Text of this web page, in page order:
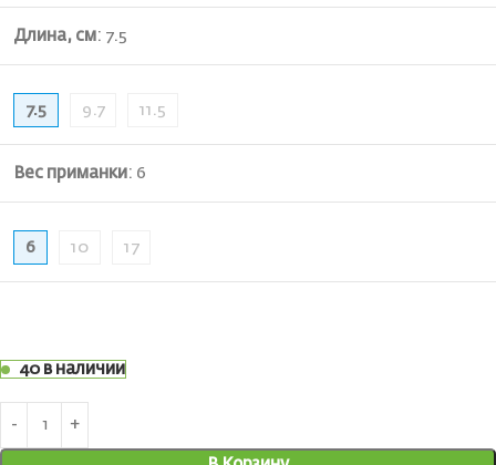
Длина, см: 7.5
7.5 9.7 11.5
Вес приманки: 6
6 10 17
40 в наличии